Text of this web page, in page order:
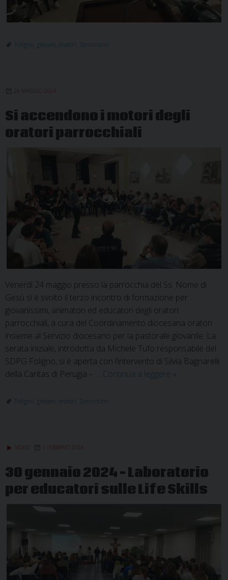
Foligno giovani oratori Sorrentino
26 MAGGIO 2024
Si accendono i motori degli
oratori parrocchiali
Venerdì 24 maggio presso la parrocchia del Ss. Nome di
Gesù si é svolto il terzo incontro di formazione per
giovanissimi, animatori ed educatori degli oratori
parrocchiali, a cura del Coordinamento diocesana oratori
insieme al Servizio diocesano per la pastorale giovanile. La
serata iniziale, introdotta da Michele Tufo responsabile del
SDPG Foligno, si é aperta con l’intervento di Silvia Bagnarelli
della Caritas di Perugia – … Continua a leggere Si»
Foligno giovani oratori Sorrentino
VIDEO 1 FEBBRAIO 2024
30 gennaio 2024 – Laboratorio
per educatori sulle Life Skills